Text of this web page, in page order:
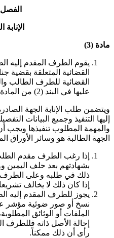
الفصل
الإنابة
مادة (3)
يقوم الطرف المقدم إليه
القضائية المتعلقة بقضية
القضائية للطرف الطالب
عليها في البند (2) من المادة (1)
ويتضمن طلب الإنابة الجهة
إليها التنفيذ وجميع البيانات
والمهمة المطلوب تنفيذها ويجب
الجهة الطالبة هو وسائر الأوراق
إذا رغب الطرف مقدم
بشهادتهم بعد حلف
ذلك في طلبه وعلى الطرف
إذا كان ذلك لا يخالف
يجوز للطرف المقدم إليه
نسخ أو صور ضوئية مؤشر
الملفات أو الوثائق
إحالة الأصل ذاته فللطرف
رأى أن ذلك ممكناً.